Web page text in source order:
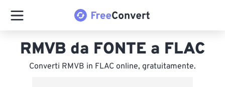
RMVB da FONTE a FLAC
Converti RMVB in FLAC online, gratuitamente.